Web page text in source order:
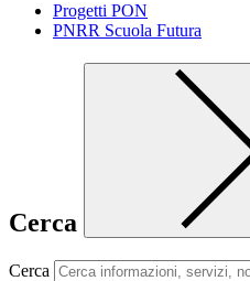
Progetti PON
PNRR Scuola Futura
Cerca
Cerca